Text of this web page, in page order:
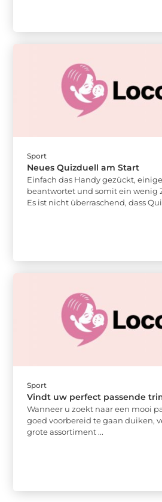
Sport
Neues Quizduell am Start
Einfach das Handy gezückt,
beantwortet und somit ein wenig
Es ist nicht überraschend, dass
Sport
Vindt uw perfect passende
Wanneer u zoekt naar een mooi
goed voorbereid te gaan duiken,
grote assortiment ...